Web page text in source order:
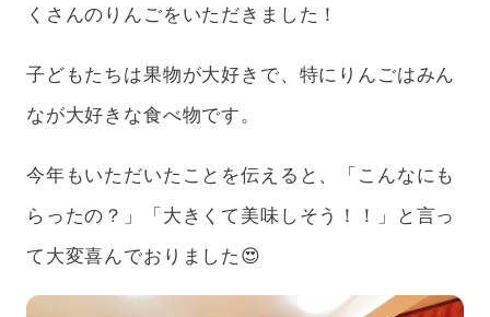
くさんのりんごをいただきました！
子どもたちは果物が大好きで、特にりんごはみん
なが大好きな食べ物です。
今年もいただいたことを伝えると、「こんなにも
らったの？」「大きくて美味しそう！！」と言っ
て大変喜んでおりました😍